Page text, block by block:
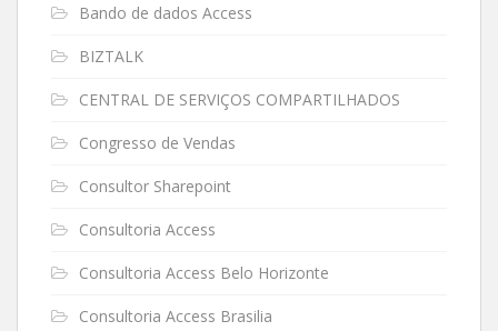
Bando de dados Access
BIZTALK
CENTRAL DE SERVIÇOS COMPARTILHADOS
Congresso de Vendas
Consultor Sharepoint
Consultoria Access
Consultoria Access Belo Horizonte
Consultoria Access Brasilia